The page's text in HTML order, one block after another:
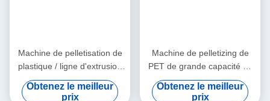
Machine de pelletisation de
plastique / ligne d'extrusion
de granulés de PVC
Obtenez le meilleur
prix
Machine de pelletizing de
PET de grande capacité de
recyclage de PVC
extrudeuse à double vis à
Obtenez le meilleur
prix